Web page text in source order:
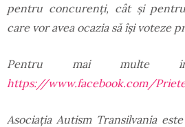
pentru concurenți, cât și
care vor avea ocazia să își voteze
Pentru mai multe
https://www.facebook.com/
Asociația Autism Transilvania